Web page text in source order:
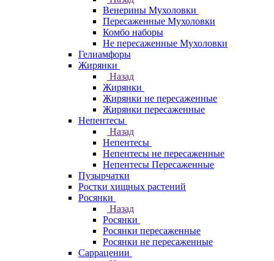
Венерины Мухоловки
Пересаженные Мухоловки
Комбо наборы
Не пересаженные Мухоловки
Гелиамфоры
Жирянки
Назад
Жирянки
Жирянки не пересаженные
Жирянки пересаженные
Непентесы
Назад
Непентесы
Непентесы не пересаженные
Непентесы Пересаженные
Пузырчатки
Ростки хищных растений
Росянки
Назад
Росянки
Росянки пересаженные
Росянки не пересаженные
Саррацении